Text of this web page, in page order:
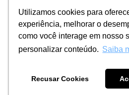
Utilizamos cookies para
experiência, melhorar o
como você interage em nosso
personalizar conteúdo. Saiba
Recusar Cookies
Utilizamos cookies para
experiência, melhorar o
como você interage em nosso
personalizar conteúdo. Saiba
Recusar Cookies
Política Interna de Proteção de
Dados: Marcelo